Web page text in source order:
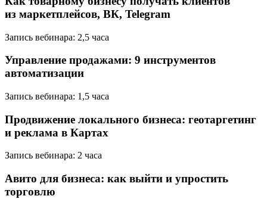
из маркетплейсов, ВК, Telegram
Запись вебинара: 2,5 часа
Управление продажами: 9 инструментов
автоматизации
Запись вебинара: 1,5 часа
Продвижение локального бизнеса: геотаргетинг
и реклама в Картах
Запись вебинара: 2 часа
Авито для бизнеса: как выйти и упростить
торговлю